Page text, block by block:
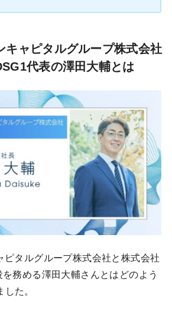
キャピタルグループ株式会社
代表の澤田大輔とは
ピタルグループ株式会社と株式会社
務める澤田大輔さんとはどのよう
た。